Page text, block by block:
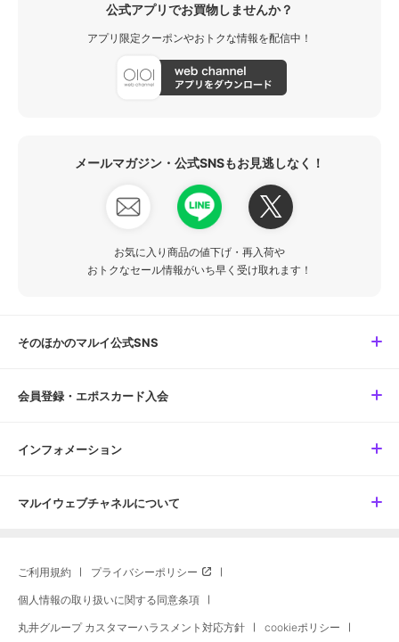
公式アプリでお買物しませんか？
アプリ限定クーポンやおトクな情報を配信中！
メールマガジン・公式SNSもお見逃しなく！
お気に入り商品の値下げ・再入荷や
おトクなセール情報がいち早く受け取れます！
そのほかのマルイ公式SNS
会員登録・エポスカード入会
インフォメーション
マルイウェブチャネルについて
ご利用規約 プライバシーポリシー
個人情報の取り扱いに関する同意条項
丸井グループ カスタマーハラスメント対応方針 cookieポリシー